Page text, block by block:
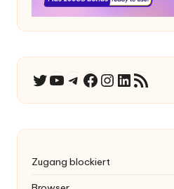
Twitter
YouTube
Telegramm
Facebook
Instagram
LinkedIn
RSS-Feed
Zugang blockiert